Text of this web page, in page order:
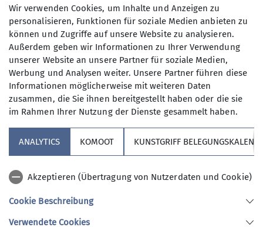
unterwegs sind. Teilnehmerzahl max.
12 Personen. Fahrt zum Wanderziel mit
Bahn oder Pkw (Fahrgemeinschaften).
Treffpunkt bei passendem Wetter in
der Regel um 09:15 Uhr am Haltepunkt
Altdorf West.
Das Wandern in kleinen Gruppen soll
die Bus-Wanderungen entlasten, den
Organisationsaufwand minimieren
und die Verantwortung der
Wanderführer reduzieren. Bei
das TagesTicket Plus verwendet
werden.
altdorf.deoder beim Organisator.
Anfrage senden
Anmeldung ab / bis
11.12.2025 / 18.12.2025
Sektion
Wir verwenden Cookies, um Inhalte und Anzeigen zu
personalisieren, Funktionen für soziale Medien anbieten zu
können und Zugriffe auf unsere Website zu analysieren.
Außerdem geben wir Informationen zu Ihrer Verwendung
unserer Website an unsere Partner für soziale Medien,
Werbung und Analysen weiter. Unsere Partner führen diese
Informationen möglicherweise mit weiteren Daten
zusammen, die Sie ihnen bereitgestellt haben oder die sie
im Rahmen Ihrer Nutzung der Dienste gesammelt haben.
ANALYTICS KOMOOT KUNSTGRIFF
Akzeptieren (Übertragung von Nutzerdaten und Cookie)
Cookie Beschreibung
Verwendete Cookies